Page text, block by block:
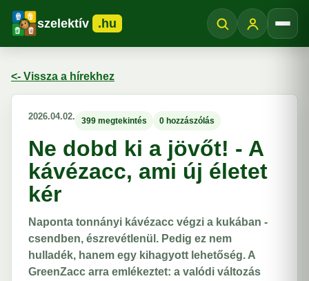
szelektív .hu
<- Vissza a hírekhez
2026.04.02. 399 megtekintés 0 hozzászólás
Ne dobd ki a jövőt! - A
kávézacc, ami új életet
kér
Naponta tonnányi kávézacc végzi a kukában -
csendben, észrevétlenül. Pedig ez nem
hulladék, hanem egy kihagyott lehetőség. A
GreenZacc arra emlékeztet: a valódi változás